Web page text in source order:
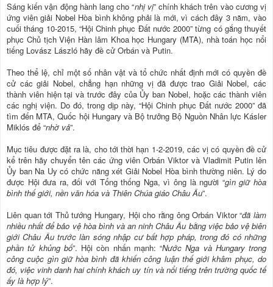
Sáng kiến vận động hành lang cho “nhị vị” chính khách trên vào cương vị
ứng viên giải Nobel Hòa bình không phải là mới, vì cách đây 3 năm, vào
cuối tháng 10-2015, “Hội Chinh phục Đất nước 2000” từng có gắng thuyết
phục Chủ tịch Viện Hàn lâm Khoa học Hungary (MTA), nhà toán học nổi
tiếng Lovász László hãy đề cử Orbán và Putin.
Theo thể lệ, chỉ một số nhân vật và tổ chức nhất định mới có quyền đề
cử các giải Nobel, chẳng hạn những vị đã được trao Giải Nobel, các
thành viên hiện tại và trước đây của Ủy ban Nobel, hoặc các thành viên
các nghị viện. Do đó, trong dịp này, “Hội Chinh phục Đất nước 2000” đã
tìm đến MTA, Quốc hội Hungary và Bộ trưởng Bộ Nguồn Nhân lực Kásler
Miklós để “nhờ vả”.
Mục tiêu được đặt ra là, cho tới thời hạn 1-2-2019, các vị có quyền đề cử
kể trên hãy chuyển tên các ứng viên Orbán Viktor và Vladimit Putin lên
Ủy ban Na Uy có chức năng xét Giải Nobel Hòa bình thường niên. Lý do
được Hội đưa ra, đối với Tổng thống Nga, vì ông là người “gìn giữ hòa
bình thế giới, nền văn hóa và Thiên Chúa giáo Châu Âu”.
Liên quan tới Thủ tướng Hungary, Hội cho rằng ông Orbán Viktor “đã làm
nhiều nhất để bảo vệ hòa bình và an ninh Châu Âu bằng việc bảo vệ biên
giới Châu Âu trước làn sóng nhập cư bất hợp pháp, trong đó có những
phần tử khủng bố”. Hội còn nhấn mạnh: “Nước Nga và Hungary trong
công cuộc gìn giữ hòa bình đã khiến công luận thế giới khâm phục, do
đó, việc vinh danh hai chính khách uy tín và nổi tiếng trên trường quốc tế
ấy là hợp lý”.